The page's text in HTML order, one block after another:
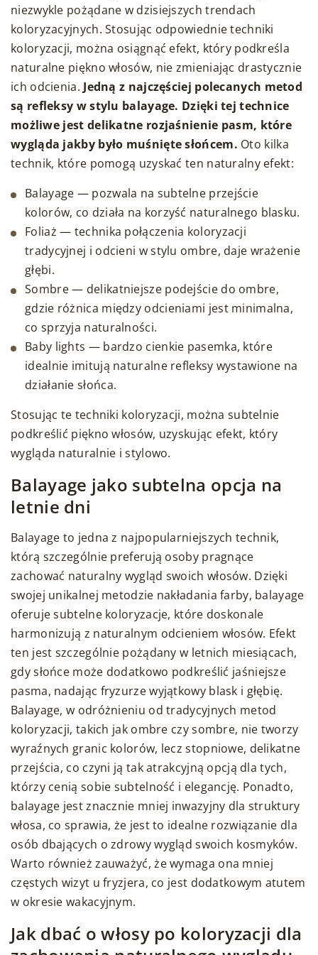
niezwykle pożądane w dzisiejszych trendach
koloryzacyjnych. Stosując odpowiednie techniki
koloryzacji, można osiągnąć efekt, który podkreśla
naturalne piękno włosów, nie zmieniając drastycznie
ich odcienia. Jedną z najczęściej polecanych metod
są refleksy w stylu balayage. Dzięki tej technice
możliwe jest delikatne rozjaśnienie pasm, które
wygląda jakby było muśnięte słońcem. Oto kilka
technik, które pomogą uzyskać ten naturalny efekt:
Balayage — pozwala na subtelne przejście
kolorów, co działa na korzyść naturalnego blasku.
Foliaż — technika połączenia koloryzacji
tradycyjnej i odcieni w stylu ombre, daje wrażenie
głębi.
Sombre — delikatniejsze podejście do ombre,
gdzie różnica między odcieniami jest minimalna,
co sprzyja naturalności.
Baby lights — bardzo cienkie pasemka, które
idealnie imitują naturalne refleksy wystawione na
działanie słońca.
Stosując te techniki koloryzacji, można subtelnie
podkreślić piękno włosów, uzyskując efekt, który
wygląda naturalnie i stylowo.
Balayage jako subtelna opcja na
letnie dni
Balayage to jedna z najpopularniejszych technik,
którą szczególnie preferują osoby pragnące
zachować naturalny wygląd swoich włosów. Dzięki
swojej unikalnej metodzie nakładania farby, balayage
oferuje subtelne koloryzacje, które doskonale
harmonizują z naturalnym odcieniem włosów. Efekt
ten jest szczególnie pożądany w letnich miesiącach,
gdy słońce może dodatkowo podkreślić jaśniejsze
pasma, nadając fryzurze wyjątkowy blask i głębię.
Balayage, w odróżnieniu od tradycyjnych metod
koloryzacji, takich jak ombre czy sombre, nie tworzy
wyraźnych granic kolorów, lecz stopniowe, delikatne
przejścia, co czyni ją tak atrakcyjną opcją dla tych,
którzy cenią sobie subtelność i elegancję. Ponadto,
balayage jest znacznie mniej inwazyjny dla struktury
włosa, co sprawia, że jest to idealne rozwiązanie dla
osób dbających o zdrowy wygląd swoich kosmyków.
Warto również zauważyć, że wymaga ona mniej
częstych wizyt u fryzjera, co jest dodatkowym atutem
w okresie wakacyjnym.
Jak dbać o włosy po koloryzacji dla